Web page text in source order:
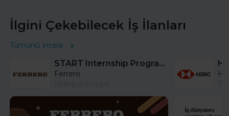
İlgini Çekebilecek İş İlanları
Tümünü İncele
START Internship Program (Sales) - Istanbul
Ferrero